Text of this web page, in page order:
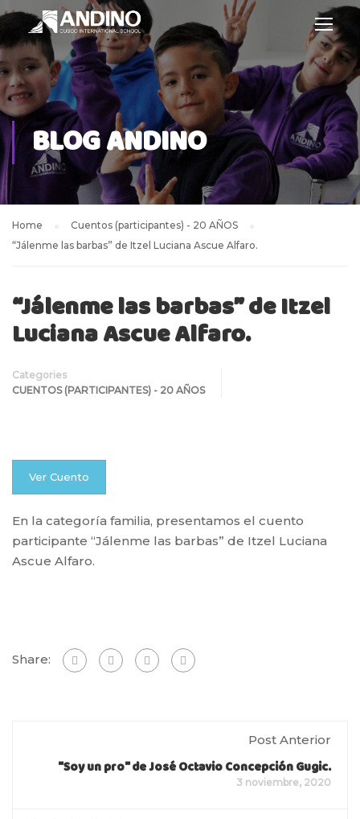
BLOG ANDINO
Home
Cuentos (participantes) - 20 AÑOS
“Jálenme las barbas” de Itzel Luciana Ascue Alfaro.
“Jálenme las barbas” de Itzel
Luciana Ascue Alfaro.
Categories
CUENTOS (PARTICIPANTES) - 20 AÑOS
Ver Cuento
En la categoría familia, presentamos el cuento
participante “Jálenme las barbas” de Itzel Luciana
Ascue Alfaro.
Share:
Post Anterior
"Soy un pro" de José Octavio Concepción Gugic.
3 noviembre, 2020